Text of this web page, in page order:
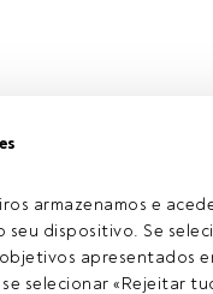
armazenamos e
dispositivo. Se
apresentados
selecionar «Rejeitar